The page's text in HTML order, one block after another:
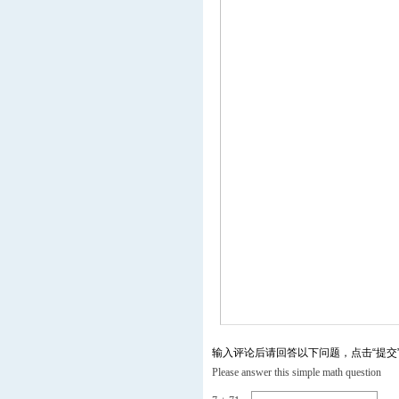
输入评论后请回答以下问题，点击“提交
Please answer this simple math question